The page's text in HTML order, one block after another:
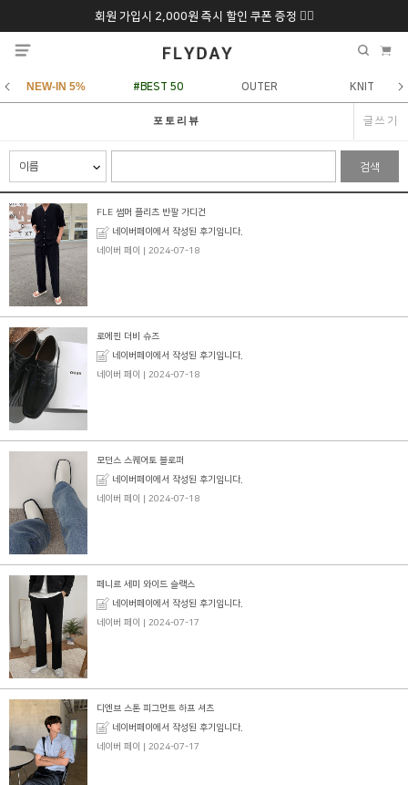
회원 가입시 2,000원 즉시 할인 쿠폰 증정 ❤️‍🔥
추석 특별 할인 10~20% 9/6 화 ~ 9/12월
NEW-IN 5% #BEST 50 OUTER KNIT
포토리뷰 글쓰기
검색
FLE 썸머 플리츠 반팔 가디건
네이버페이에서 작성된 후기입니다.
네이버 페이 | 2024-07-18
로에핀 더비 슈즈
네이버페이에서 작성된 후기입니다.
네이버 페이 | 2024-07-18
모던스 스퀘어토 블로퍼
네이버페이에서 작성된 후기입니다.
네이버 페이 | 2024-07-18
페니르 세미 와이드 슬랙스
네이버페이에서 작성된 후기입니다.
네이버 페이 | 2024-07-17
디엔브 스톤 피그먼트 하프 셔츠
네이버페이에서 작성된 후기입니다.
네이버 페이 | 2024-07-17